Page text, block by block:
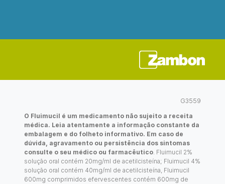
G3559
O Fluimucil é um medicamento não sujeito a receita
médica. Leia atentamente a informação constante da
embalagem e do folheto informativo. Em caso de
dúvida, agravamento ou persistência dos sintomas
consulte o seu médico ou farmacêutico. Fluimucil 2%
solução oral contém 20mg/ml de acetilcisteína; Fluimucil 4%
solução oral contém 40mg/ml de acetilcisteína, Fluimucil
600mg comprimidos efervescentes contém 600mg de